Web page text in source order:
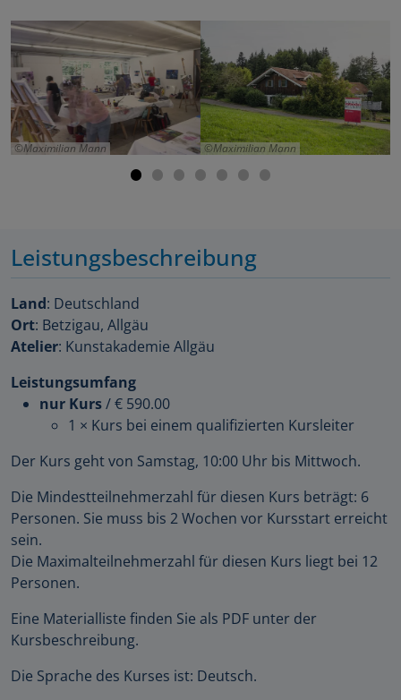
Maximilian Mann Maximilian Mann
Leistungsbeschreibung
Land: Deutschland
Ort: Betzigau, Allgäu
Atelier: Kunstakademie Allgäu
Leistungsumfang
nur Kurs/€ 590.00
1 × Kurs bei einem qualifizierten Kursleiter
Der Kurs geht von Samstag, 10:00 Uhr bis Mittwoch.
Die Mindestteilnehmerzahl für diesen Kurs beträgt: 6
Personen. Sie muss bis 2 Wochen vor Kursstart erreicht
sein.
Die Maximalteilnehmerzahl für diesen Kurs liegt bei 12
Personen.
Eine Materialliste finden Sie als PDF unter der
Kursbeschreibung.
Die Sprache des Kurses ist: Deutsch.